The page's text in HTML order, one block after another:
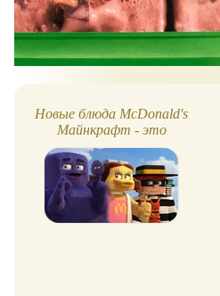
Новые блюда McDonald's
Майнкрафт - это
просто бомба!